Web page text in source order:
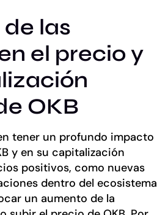
las
el precio y
OKB
tener un profundo impacto
y en su capitalización
positivos, como nuevas
dentro del ecosistema
un aumento de la